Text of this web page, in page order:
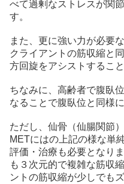
べて過剰なストレスが関
す。
また、更に強い力が必要
クライアントの筋収縮と
方回旋をアシストするこ
ちなみに、高齢者で腹臥
なることで腹臥位と同様
ただし、仙骨（仙腸関節
METにはの上記の様な単
評価・治療も必要となり
も３次元的で複雑な筋収
ントの筋収縮が少しでも